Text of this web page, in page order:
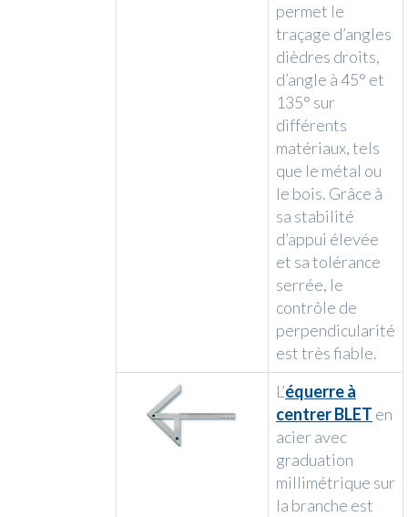
permet le
traçage d’angles
dièdres droits,
d’angle à 45° et
135° sur
différents
matériaux, tels
que le métal ou
le bois. Grâce à
sa stabilité
d’appui élevée
et sa tolérance
serrée, le
contrôle de
perpendicularité
est très fiable.
L’équerre à
centrer BLET en
acier avec
graduation
millimétrique sur
la branche est